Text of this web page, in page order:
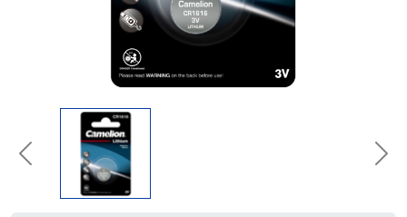
Previous